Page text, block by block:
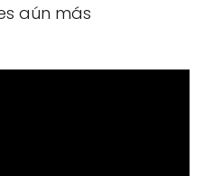
aún más